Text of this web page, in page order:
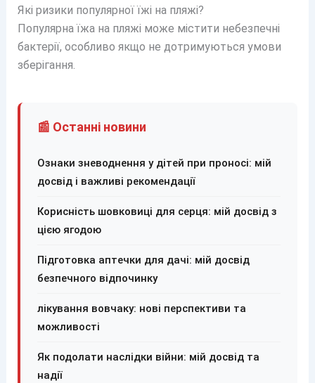
Які ризики популярної їжі на пляжі?
Популярна їжа на пляжі може містити небезпечні
бактерії, особливо якщо не дотримуються умови
зберігання.
📰 Останні новини
Ознаки зневоднення у дітей при проносі: мій
досвід і важливі рекомендації
Корисність шовковиці для серця: мій досвід з
цією ягодою
Підготовка аптечки для дачі: мій досвід
безпечного відпочинку
лікування вовчаку: нові перспективи та
можливості
Як подолати наслідки війни: мій досвід та
надії